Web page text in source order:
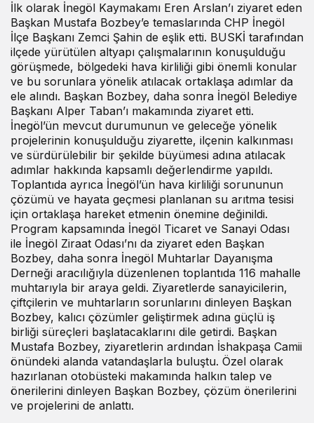
İlk olarak İnegöl Kaymakamı Eren Arslan’ı ziyaret eden
Başkan Mustafa Bozbey’e temaslarında CHP İnegöl
İlçe Başkanı Zemci Şahin de eşlik etti. BUSKİ tarafından
ilçede yürütülen altyapı çalışmalarının konuşulduğu
görüşmede, bölgedeki hava kirliliği gibi önemli konular
ve bu sorunlara yönelik atılacak ortaklaşa adımlar da
ele alındı. Başkan Bozbey, daha sonra İnegöl Belediye
Başkanı Alper Taban’ı makamında ziyaret etti.
İnegöl’ün mevcut durumunun ve geleceğe yönelik
projelerinin konuşulduğu ziyarette, ilçenin kalkınması
ve sürdürülebilir bir şekilde büyümesi adına atılacak
adımlar hakkında kapsamlı değerlendirme yapıldı.
Toplantıda ayrıca İnegöl’ün hava kirliliği sorununun
çözümü ve hayata geçmesi planlanan su arıtma tesisi
için ortaklaşa hareket etmenin önemine değinildi.
Program kapsamında İnegöl Ticaret ve Sanayi Odası
ile İnegöl Ziraat Odası’nı da ziyaret eden Başkan
Bozbey, daha sonra İnegöl Muhtarlar Dayanışma
Derneği aracılığıyla düzenlenen toplantıda 116 mahalle
muhtarıyla bir araya geldi. Ziyaretlerde sanayicilerin,
çiftçilerin ve muhtarların sorunlarını dinleyen Başkan
Bozbey, kalıcı çözümler geliştirmek adına güçlü iş
birliği süreçleri başlatacaklarını dile getirdi. Başkan
Mustafa Bozbey, ziyaretlerin ardından İshakpaşa Camii
önündeki alanda vatandaşlarla buluştu. Özel olarak
hazırlanan otobüsteki makamında halkın talep ve
önerilerini dinleyen Başkan Bozbey, çözüm önerilerini
ve projelerini de anlattı.